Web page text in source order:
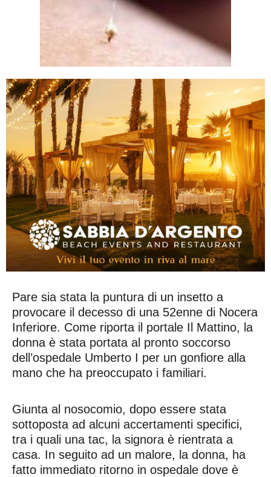
Pare sia stata la puntura di un insetto a
provocare il decesso di una 52enne di Nocera
Inferiore. Come riporta il portale Il Mattino, la
donna è stata portata al pronto soccorso
dell’ospedale Umberto I per un gonfiore alla
mano che ha preoccupato i familiari.
Giunta al nosocomio, dopo essere stata
sottoposta ad alcuni accertamenti specifici,
tra i quali una tac, la signora è rientrata a
casa. In seguito ad un malore, la donna, ha
fatto immediato ritorno in ospedale dove è